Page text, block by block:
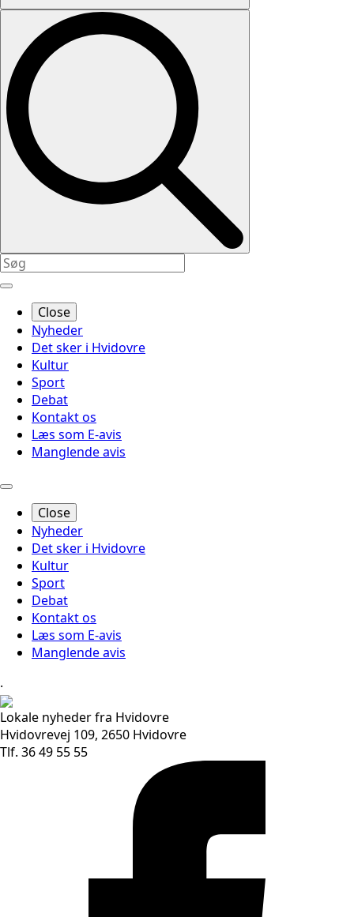
Close
Nyheder
Det sker i Hvidovre
Kultur
Sport
Debat
Kontakt os
Læs som E-avis
Manglende avis
Close
Nyheder
Det sker i Hvidovre
Kultur
Sport
Debat
Kontakt os
Læs som E-avis
Manglende avis
.
Lokale nyheder fra Hvidovre
Hvidovrevej 109, 2650 Hvidovre
Tlf. 36 49 55 55